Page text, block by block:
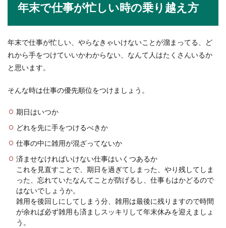
来る練習方法をお探しの方。家の中でも出来るト
年末で仕事が忙しい時の乗り越え方
年末で仕事が忙しい、やらなきゃいけないことが溜まってる、ど
れから手をつけていいかわからない、なんて人はたくさんいるか
と思います。
そんな時は仕事の優先順位をつけましょう。
期日はいつか
どれを先に手をつけるべきか
仕事の中に雑用が混ざってないか
済ませなければいけない仕事はいくつあるか
これを見直すことで、期日を過ぎてしまった、やり残してしま
った、忘れていたなんてことが防げるし、仕事もはかどるので
はないでしょうか。
雑用を後回しにしてしまう分、雑用は最後に残りますので時間
が余れば必ず雑用も済ましスッキリして年末休みを迎えましょ
う。